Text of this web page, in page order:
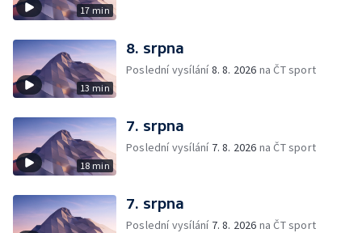
17 min
13 min
8. srpna
Poslední vysílání8. 8. 2026 na ČT sport
18 min
7. srpna
Poslední vysílání 7. 8. 2026 na ČT sport
7. srpna
Poslední vysílání 7. 8. 2026 na ČT sport